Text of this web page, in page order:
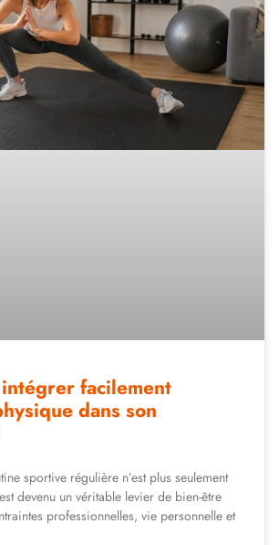
facilement
dans son
sportive régulière n’est plus seulement
devenu un véritable levier de bien-être
professionnelles, vie personnelle et